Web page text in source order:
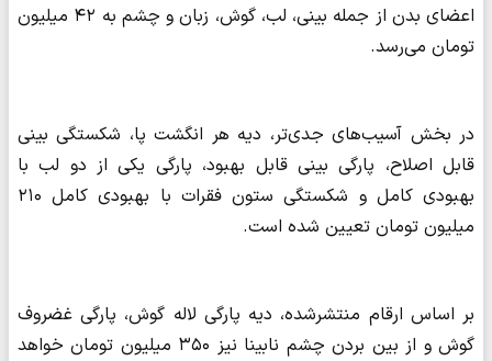
اعضای بدن از جمله بینی، لب، گوش، زبان و چشم به ۴۲ میلیون
تومان می‌رسد.
در بخش آسیب‌های جدی‌تر، دیه هر انگشت پا، شکستگی بینی
قابل اصلاح، پارگی بینی قابل بهبود، پارگی یکی از دو لب با
بهبودی کامل و شکستگی ستون فقرات با بهبودی کامل ۲۱۰
میلیون تومان تعیین شده است.
بر اساس ارقام منتشرشده، دیه پارگی لاله گوش، پارگی غضروف
گوش و از بین بردن چشم نابینا نیز ۳۵۰ میلیون تومان خواهد